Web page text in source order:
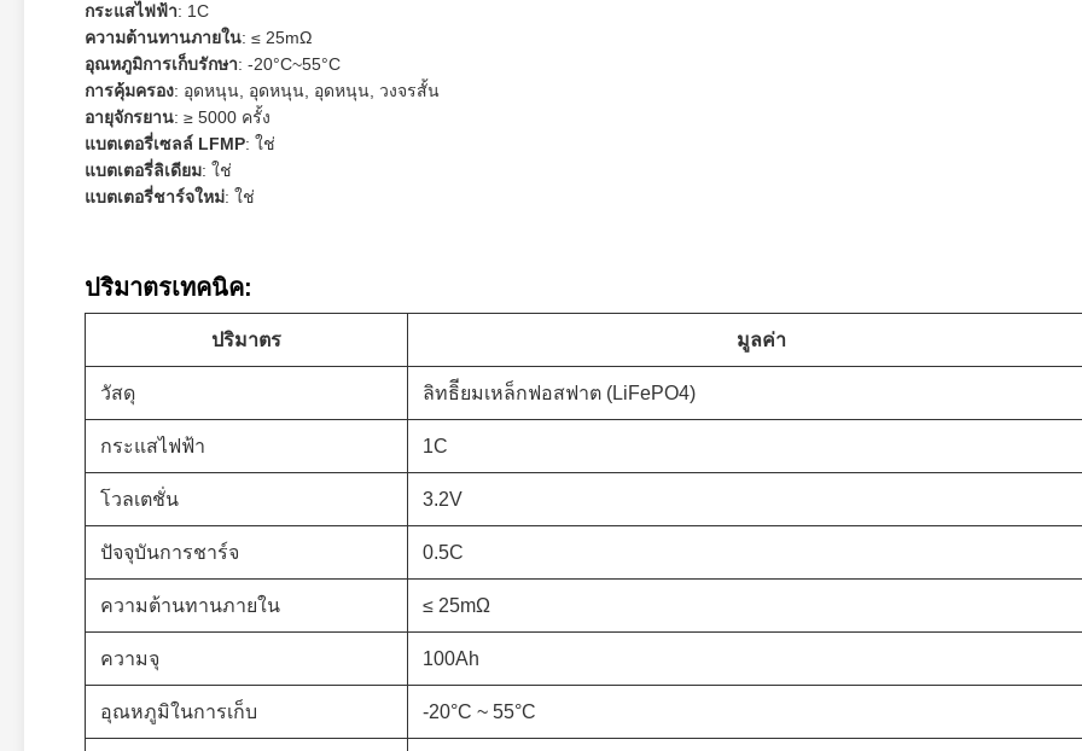
กระแสไฟฟ้า: 1C
ความต้านทานภายใน: ≤ 25mΩ
อุณหภูมิการเก็บรักษา: -20°C~55°C
การคุ้มครอง: อุดหนุน, อุดหนุน, อุดหนุน, วงจรสั้น
อายุจักรยาน: ≥ 5000 ครั้ง
แบตเตอรี่เซลล์ LFMP: ใช่
แบตเตอรี่ลิเดียม: ใช่
แบตเตอรี่ชาร์จใหม่: ใช่
ปริมาตรเทคนิค:
ปริมาตร มูลค่า
วัสดุ ลิทธิียมเหล็กฟอสฟาต (LiFePO4)
กระแสไฟฟ้า 1C
โวลเตชั่น 3.2V
ปัจจุบันการชาร์จ 0.5C
ความต้านทานภายใน ≤ 25mΩ
ความจุ 100Ah
อุณหภูมิในการเก็บ -20°C ~ 55°C